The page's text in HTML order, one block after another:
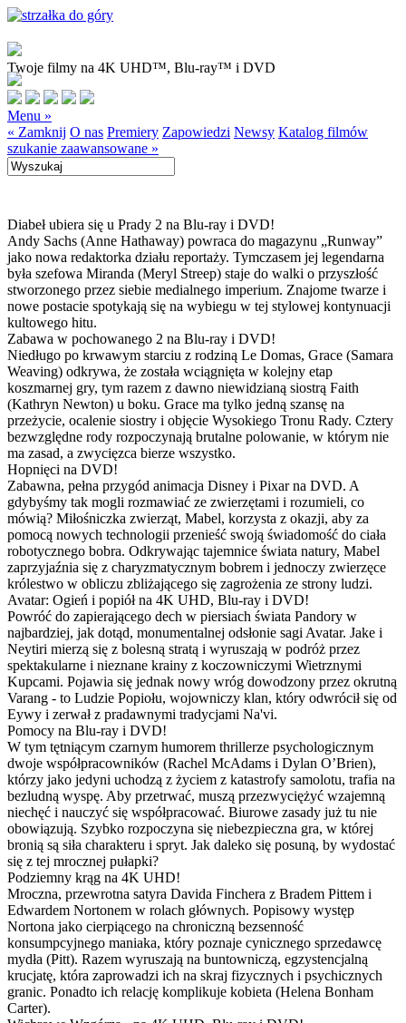
Twoje filmy na 4K UHD™, Blu-ray™ i DVD
Menu »
« Zamknij O nas Premiery Zapowiedzi Newsy Katalog filmów
szukanie zaawansowane »
Diabeł ubiera się u Prady 2 na Blu-ray i DVD!
Andy Sachs (Anne Hathaway) powraca do magazynu „Runway”
jako nowa redaktorka działu reportaży. Tymczasem jej legendarna
była szefowa Miranda (Meryl Streep) staje do walki o przyszłość
stworzonego przez siebie medialnego imperium. Znajome twarze i
nowe postacie spotykają się na wybiegu w tej stylowej kontynuacji
kultowego hitu.
Zabawa w pochowanego 2 na Blu-ray i DVD!
Niedługo po krwawym starciu z rodziną Le Domas, Grace (Samara
Weaving) odkrywa, że została wciągnięta w kolejny etap
koszmarnej gry, tym razem z dawno niewidzianą siostrą Faith
(Kathryn Newton) u boku. Grace ma tylko jedną szansę na
przeżycie, ocalenie siostry i objęcie Wysokiego Tronu Rady. Cztery
bezwzględne rody rozpoczynają brutalne polowanie, w którym nie
ma zasad, a zwycięzca bierze wszystko.
Hopnięci na DVD!
Zabawna, pełna przygód animacja Disney i Pixar na DVD. A
gdybyśmy tak mogli rozmawiać ze zwierzętami i rozumieli, co
mówią? Miłośniczka zwierząt, Mabel, korzysta z okazji, aby za
pomocą nowych technologii przenieść swoją świadomość do ciała
robotycznego bobra. Odkrywając tajemnice świata natury, Mabel
zaprzyjaźnia się z charyzmatycznym bobrem i jednoczy zwierzęce
królestwo w obliczu zbliżającego się zagrożenia ze strony ludzi.
Avatar: Ogień i popiół na 4K UHD, Blu-ray i DVD!
Powróć do zapierającego dech w piersiach świata Pandory w
najbardziej, jak dotąd, monumentalnej odsłonie sagi Avatar. Jake i
Neytiri mierzą się z bolesną stratą i wyruszają w podróż przez
spektakularne i nieznane krainy z koczowniczymi Wietrznymi
Kupcami. Pojawia się jednak nowy wróg dowodzony przez okrutną
Varang - to Ludzie Popiołu, wojowniczy klan, który odwrócił się od
Eywy i zerwał z pradawnymi tradycjami Na'vi.
Pomocy na Blu-ray i DVD!
W tym tętniącym czarnym humorem thrillerze psychologicznym
dwoje współpracowników (Rachel McAdams i Dylan O’Brien),
którzy jako jedyni uchodzą z życiem z katastrofy samolotu, trafia na
bezludną wyspę. Aby przetrwać, muszą przezwyciężyć wzajemną
niechęć i nauczyć się współpracować. Biurowe zasady już tu nie
obowiązują. Szybko rozpoczyna się niebezpieczna gra, w której
bronią są siła charakteru i spryt. Jak daleko się posuną, by wydostać
się z tej mrocznej pułapki?
Podziemny krąg na 4K UHD!
Mroczna, przewrotna satyra Davida Finchera z Bradem Pittem i
Edwardem Nortonem w rolach głównych. Popisowy występ
Nortona jako cierpiącego na chroniczną bezsenność
konsumpcyjnego maniaka, który poznaje cynicznego sprzedawcę
mydła (Pitt). Razem wyruszają na buntowniczą, egzystencjalną
krucjatę, która zaprowadzi ich na skraj fizycznych i psychicznych
granic. Ponadto ich relację komplikuje kobieta (Helena Bonham
Carter).